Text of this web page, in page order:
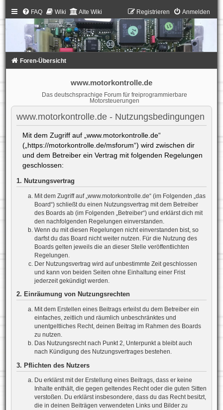
FAQ Wiki Alte Wiki Anmelden
Registrieren
Foren-Übersicht
www.motorkontrolle.de
Das deutschsprachige Forum für freiprogrammierbare
Motorsteuerungen
www.motorkontrolle.de - Nutzungsbedingungen
Mit dem Zugriff auf „www.motorkontrolle.de“
(„https://motorkontrolle.de/msforum“) wird zwischen dir
und dem Betreiber ein Vertrag mit folgenden Regelungen
geschlossen:
1. Nutzungsvertrag
Mit dem Zugriff auf „www.motorkontrolle.de“ (im Folgenden „das
Board“) schließt du einen Nutzungsvertrag mit dem Betreiber
des Boards ab (im Folgenden „Betreiber“) und erklärst dich mit
den nachfolgenden Regelungen einverstanden.
Wenn du mit diesen Regelungen nicht einverstanden bist, so
darfst du das Board nicht weiter nutzen. Für die Nutzung des
Boards gelten jeweils die an dieser Stelle veröffentlichten
Regelungen.
Der Nutzungsvertrag wird auf unbestimmte Zeit geschlossen
und kann von beiden Seiten ohne Einhaltung einer Frist
jederzeit gekündigt werden.
2. Einräumung von Nutzungsrechten
Mit dem Erstellen eines Beitrags erteilst du dem Betreiber ein
einfaches, zeitlich und räumlich unbeschränktes und
unentgeltliches Recht, deinen Beitrag im Rahmen des Boards
zu nutzen.
Das Nutzungsrecht nach Punkt 2, Unterpunkt a bleibt auch
nach Kündigung des Nutzungsvertrages bestehen.
3. Pflichten des Nutzers
Du erklärst mit der Erstellung eines Beitrags, dass er keine
Inhalte enthält, die gegen geltendes Recht oder die guten Sitten
verstoßen. Du erklärst insbesondere, dass du das Recht besitzt,
die in deinen Beiträgen verwendeten Links und Bilder zu